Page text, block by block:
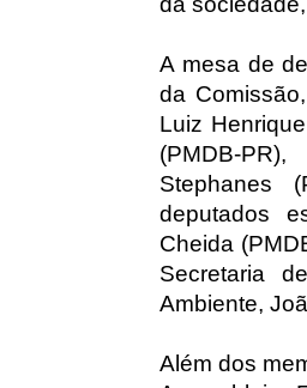
A mesa de
da
Luiz
(PMDB-
Stephanes
deputados
Cheida
Secretaria
Ambiente,
Além dos